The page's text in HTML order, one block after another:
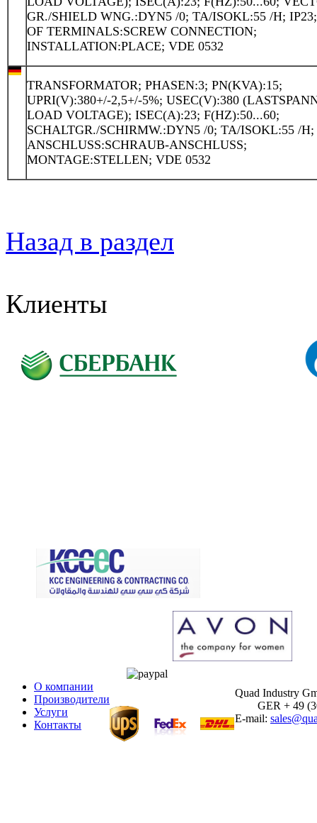
GR./SHIELD WNG.:DYN5 /0; TA/ISOKL:55 /H;
OF TERMINALS:SCREW CONNECTION;
INSTALLATION:PLACE; VDE 0532
TRANSFORMATOR; PHASEN:3; PN(KVA):15;
UPRI(V):380+/-2,5+/-5%; USEC(V):380
LOAD VOLTAGE); ISEC(A):23; F(HZ):50...60;
SCHALTGR./SCHIRMW.:DYN5 /0; TA/ISOKL:55 /H;
ANSCHLUSS:SCHRAUB-ANSCHLUSS;
MONTAGE:STELLEN; VDE 0532
Назад в раздел
Клиенты
О компании
Производители
Услуги
Контакты
Quad Industry
GER + 49
E-mail: